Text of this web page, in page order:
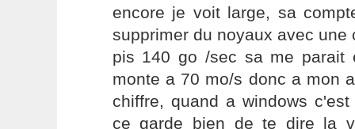
encore je voit large, sa
supprimer du noyaux avec une
pis 140 go /sec sa me parait
monte a 70 mo/s donc a mon
chiffre, quand a windows
ce garde bien de te dire la